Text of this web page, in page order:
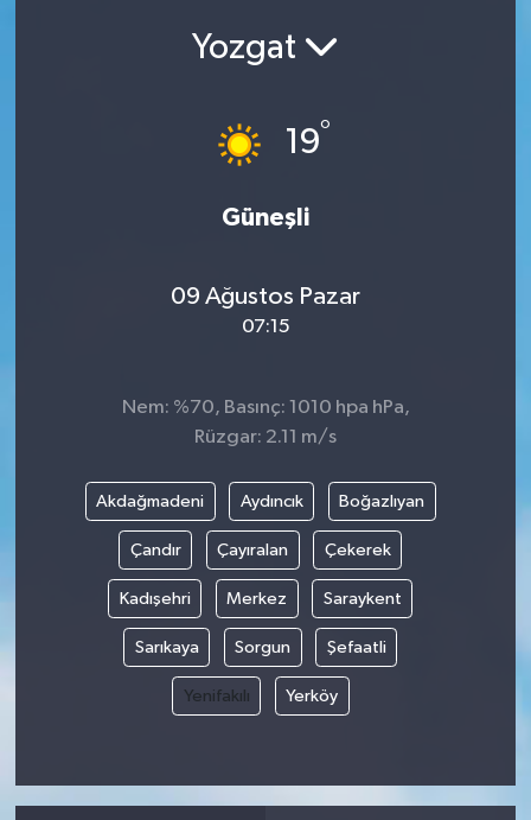
Yozgat
19°
Güneşli
09 Ağustos Pazar
07:15
Nem: %70, Basınç: 1010 hpa hPa,
Rüzgar: 2.11 m/s
Akdağmadeni Aydıncık Boğazlıyan
Çandır Çayıralan Çekerek
Kadışehri Merkez Saraykent
Sarıkaya Sorgun Şefaatli
Yenifakılı Yerköy